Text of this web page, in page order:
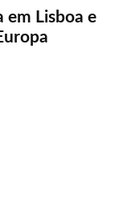
em Lisboa e